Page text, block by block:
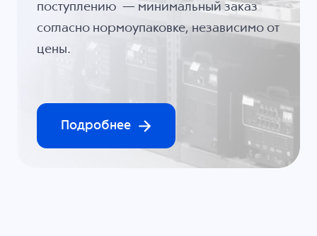
поступлению — минимальный заказ
согласно нормоупаковке, независимо от
цены.
Подробнее